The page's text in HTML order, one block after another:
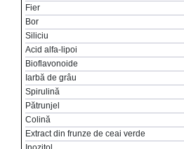
Fier
Bor
Siliciu
Acid alfa-lipoi
Bioflavonoide
Iarbă de grâu
Spirulină
Pătrunjel
Colină
Extract din frunze de ceai verde